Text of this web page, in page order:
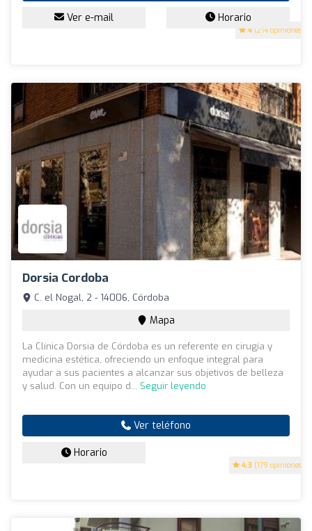
4 (214 opiniones)
Ver e-mail Horario
Dorsia Cordoba
4.3 (179 opiniones)
C. el Nogal, 2 - 14006, Córdoba
Mapa
La Clínica Dorsia de Córdoba es un referente en cirugía y
medicina estética, ofreciendo un enfoque integral para
ayudar a sus pacientes a alcanzar sus objetivos de belleza
y salud. Con un equipo d... Seguir leyendo
Ver teléfono
Horario